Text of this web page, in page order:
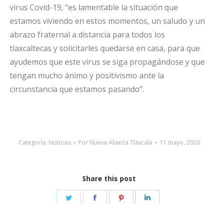
virus Covid-19, “es lamentable la situación que
estamos viviendo en estos momentos, un saludo y un
abrazo fraternal a distancia para todos los
tlaxcaltecas y solicitarles quedarse en casa, para que
ayudemos que este virus se siga propagándose y que
tengan mucho ánimo y positivismo ante la
circunstancia que estamos pasando”.
Categoría: Noticias Por Nueva Alianza Tlaxcala 11 mayo, 2020
Share this post
Share Share Share